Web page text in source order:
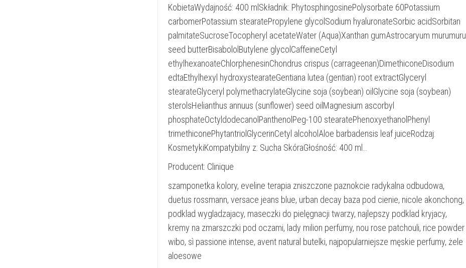
KobietaWydajność: 400 mlSkładnik: PhytosphingosinePolysorbate 60Potassium
carbomerPotassium stearatePropylene glycolSodium hyaluronateSorbic acidSorbitan
palmitateSucroseTocopheryl acetateWater (Aqua)Xanthan gumAstrocaryum murumuru
seed butterBisabololButylene glycolCaffeineCetyl
ethylhexanoateChlorphenesinChondrus crispus (carrageenan)DimethiconeDisodium
edtaEthylhexyl hydroxystearateGentiana lutea (gentian) root extractGlyceryl
stearateGlyceryl polymethacrylateGlycine soja (soybean) oilGlycine soja (soybean)
sterolsHelianthus annuus (sunflower) seed oilMagnesium ascorbyl
phosphateOctyldodecanolPanthenolPeg-100 stearatePhenoxyethanolPhenyl
trimethiconePhytantriolGlycerinCetyl alcoholAloe barbadensis leaf juiceRodzaj:
KosmetykiKompatybilny z: Sucha SkóraGłośność: 400 ml…
Producent: Clinique
szamponetka kolory, eveline terapia zniszczone paznokcie radykalna odbudowa,
duetus rossmann, versace jeans blue, urban decay baza pod cienie, nicole akonchong,
podklad wygladzajacy, maseczki do pielęgnacji twarzy, najlepszy podklad kryjacy,
kremy na zmarszczki pod oczami, lady milion perfumy, nou rose patchouli, rice powder
wibo, sì passione intense, avent natural butelki, najpopularniejsze męskie perfumy, żele
aloesowe